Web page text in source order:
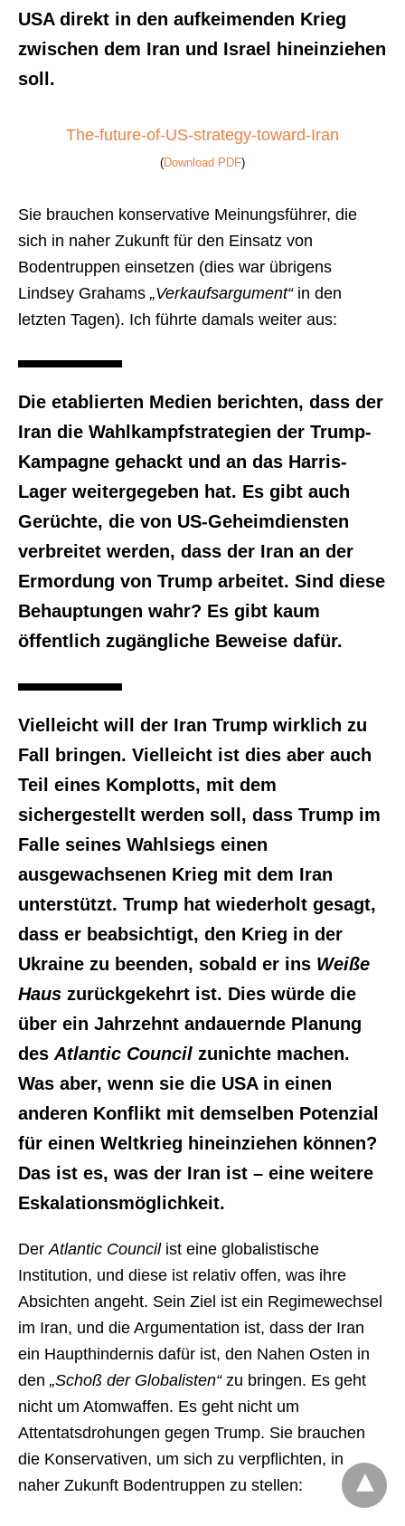
USA direkt in den aufkeimenden Krieg
zwischen dem Iran und Israel hineinziehen
soll.
The-future-of-US-strategy-toward-Iran
(Download PDF)
Sie brauchen konservative Meinungsführer, die
sich in naher Zukunft für den Einsatz von
Bodentruppen einsetzen (dies war übrigens
Lindsey Grahams „Verkaufsargument“in den
letzten Tagen). Ich führte damals weiter aus:
Die etablierten Medien berichten, dass der
Iran die Wahlkampfstrategien der Trump-
Kampagne gehackt und an das Harris-
Lager weitergegeben hat. Es gibt auch
Gerüchte, die von US-Geheimdiensten
verbreitet werden, dass der Iran an der
Ermordung von Trump arbeitet. Sind diese
Behauptungen wahr? Es gibt kaum
öffentlich zugängliche Beweise dafür.
Vielleicht will der Iran Trump wirklich zu
Fall bringen. Vielleicht ist dies aber auch
Teil eines Komplotts, mit dem
sichergestellt werden soll, dass Trump im
Falle seines Wahlsiegs einen
ausgewachsenen Krieg mit dem Iran
unterstützt. Trump hat wiederholt gesagt,
dass er beabsichtigt, den Krieg in der
Ukraine zu beenden, sobald er ins Weiße
Haus zurückgekehrt ist. Dies würde die
über ein Jahrzehnt andauernde Planung
des Atlantic Council zunichte machen.
Was aber, wenn sie die USA in einen
anderen Konflikt mit demselben Potenzial
für einen Weltkrieg hineinziehen können?
Das ist es, was der Iran ist – eine weitere
Eskalationsmöglichkeit.
Der Atlantic Councilist eine globalistische
Institution, und diese ist relativ offen, was ihre
Absichten angeht. Sein Ziel ist ein Regimewechsel
im Iran, und die Argumentation ist, dass der Iran
ein Haupthindernis dafür ist, den Nahen Osten in
den „Schoß der Globalisten“zu bringen. Es geht
nicht um Atomwaffen. Es geht nicht um
Attentatsdrohungen gegen Trump. Sie brauchen
die Konservativen, um sich zu verpflichten, in
naher Zukunft Bodentruppen zu stellen: